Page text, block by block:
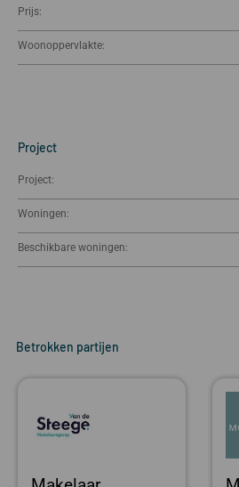
Prijs:
Woonoppervlakte:
Project
Project:
Woningen:
Beschikbare woningen:
Betrokken partijen